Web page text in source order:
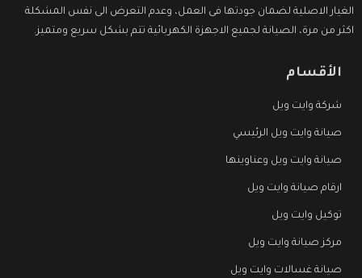
الغيار الاصلية لضمان جودتها فى العمل، وعدم التعرض الى نفس المشكلة
اكثر من مرة، الصيانة لجميع الاجهزة الكهربائية تتم بشكل سريع ومتميز.
الأقسام
شركة وايت ويل
صيانة وايت ويل الرئيسي
صيانة وايت ويل وعناوينها
ارقام صيانة وايت ويل
توكيل وايت ويل
مركز صيانة وايت ويل
صيانة غسالات وايت ويل